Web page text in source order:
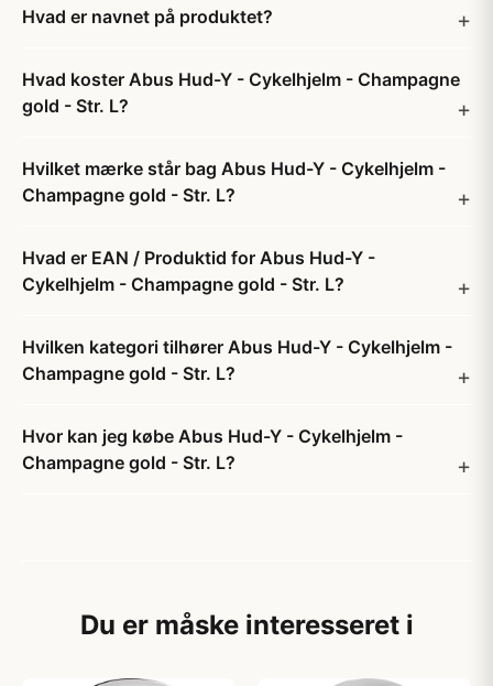
Hvad er navnet på produktet?
Hvad koster Abus Hud-Y - Cykelhjelm - Champagne
gold - Str. L?
Hvilket mærke står bag Abus Hud-Y - Cykelhjelm -
Champagne gold - Str. L?
Hvad er EAN / Produktid for Abus Hud-Y -
Cykelhjelm - Champagne gold - Str. L?
Hvilken kategori tilhører Abus Hud-Y - Cykelhjelm -
Champagne gold - Str. L?
Hvor kan jeg købe Abus Hud-Y - Cykelhjelm -
Champagne gold - Str. L?
Du er måske interesseret i